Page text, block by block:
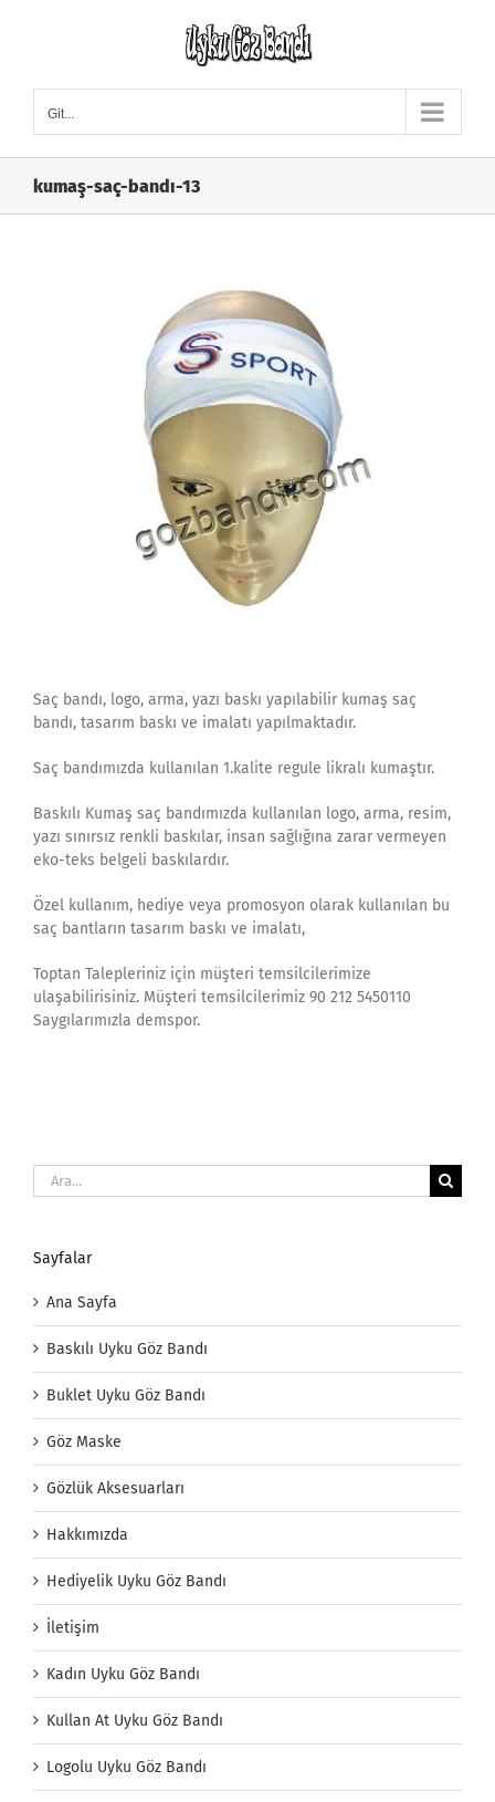
Git...
kumaş-saç-bandı-13
Saç bandı, logo, arma, yazı baskı yapılabilir kumaş saç
bandı, tasarım baskı ve imalatı yapılmaktadır.
Saç bandımızda kullanılan 1.kalite regule likralı kumaştır.
Baskılı Kumaş saç bandımızda kullanılan logo, arma, resim,
yazı sınırsız renkli baskılar, insan sağlığına zarar vermeyen
eko-teks belgeli baskılardır.
Özel kullanım, hediye veya promosyon olarak kullanılan bu
saç bantların tasarım baskı ve imalatı,
Toptan Talepleriniz için müşteri temsilcilerimize
ulaşabilirisiniz. Müşteri temsilcilerimiz 90 212 5450110
Saygılarımızla demspor.
Ara:
Sayfalar
Ana Sayfa
Baskılı Uyku Göz Bandı
Buklet Uyku Göz Bandı
Göz Maske
Gözlük Aksesuarları
Hakkımızda
Hediyelik Uyku Göz Bandı
İletişim
Kadın Uyku Göz Bandı
Kullan At Uyku Göz Bandı
Logolu Uyku Göz Bandı